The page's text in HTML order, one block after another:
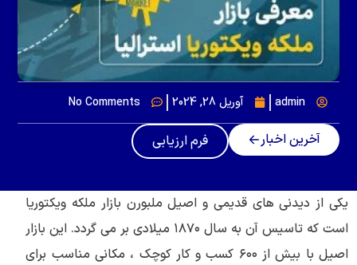
admin آوریل 28, 2024 No Comments
آخرین اخبار فرم ارزیابی
یکی از دیدنی های قدیمی و اصیل ملبورن بازار ملکه ویکتوریا
است که تاسیس آن به سال ۱۸۷۰ میلادی بر می گردد. این بازار
اصیل با بیش از ۶۰۰ کسب و کار کوچک ، مکانی مناسب برای